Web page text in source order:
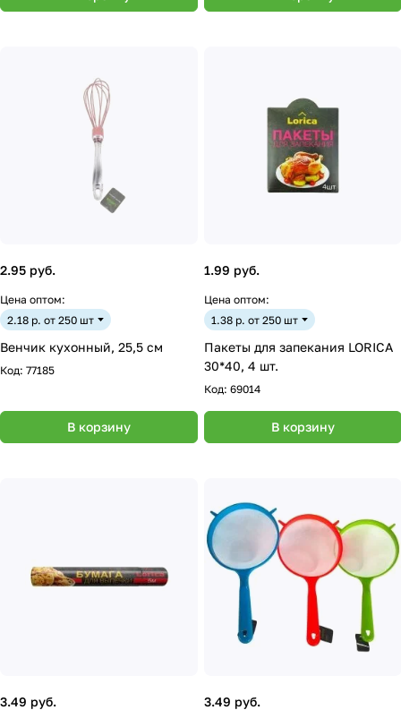
2.95 руб.
Цена оптом:
2.18 р. от 250 шт
Венчик кухонный, 25,5 см
Код: 77185
В корзину
1.99 руб.
Цена оптом:
1.38 р. от 250 шт
Пакеты для запекания LORICA
30*40, 4 шт.
Код: 69014
В корзину
3.49 руб. 3.49 руб.